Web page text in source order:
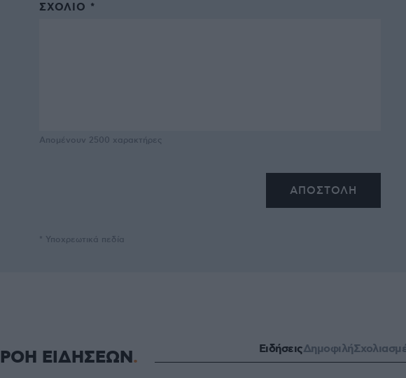
ΣΧΌΛΙΟ *
Απομένουν 2500 χαρακτήρες
* Υποχρεωτικά πεδία
ΡΟΗ ΕΙΔΗΣΕΩΝ ΕιδήσειςΔημοφιλή